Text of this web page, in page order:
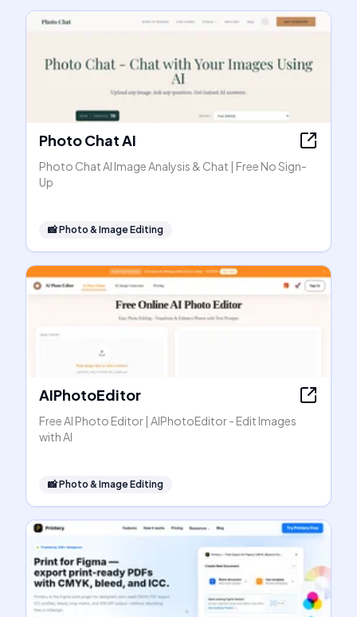
Photo Chat AI
Photo Chat AI Image Analysis & Chat | Free No Sign-
Up
📸Photo & Image Editing
AIPhotoEditor
Free AI Photo Editor | AIPhotoEditor - Edit Images
with AI
📸Photo & Image Editing